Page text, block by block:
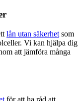
lån utan säkerhet som
Vi kan hjälpa dig
att jämföra många